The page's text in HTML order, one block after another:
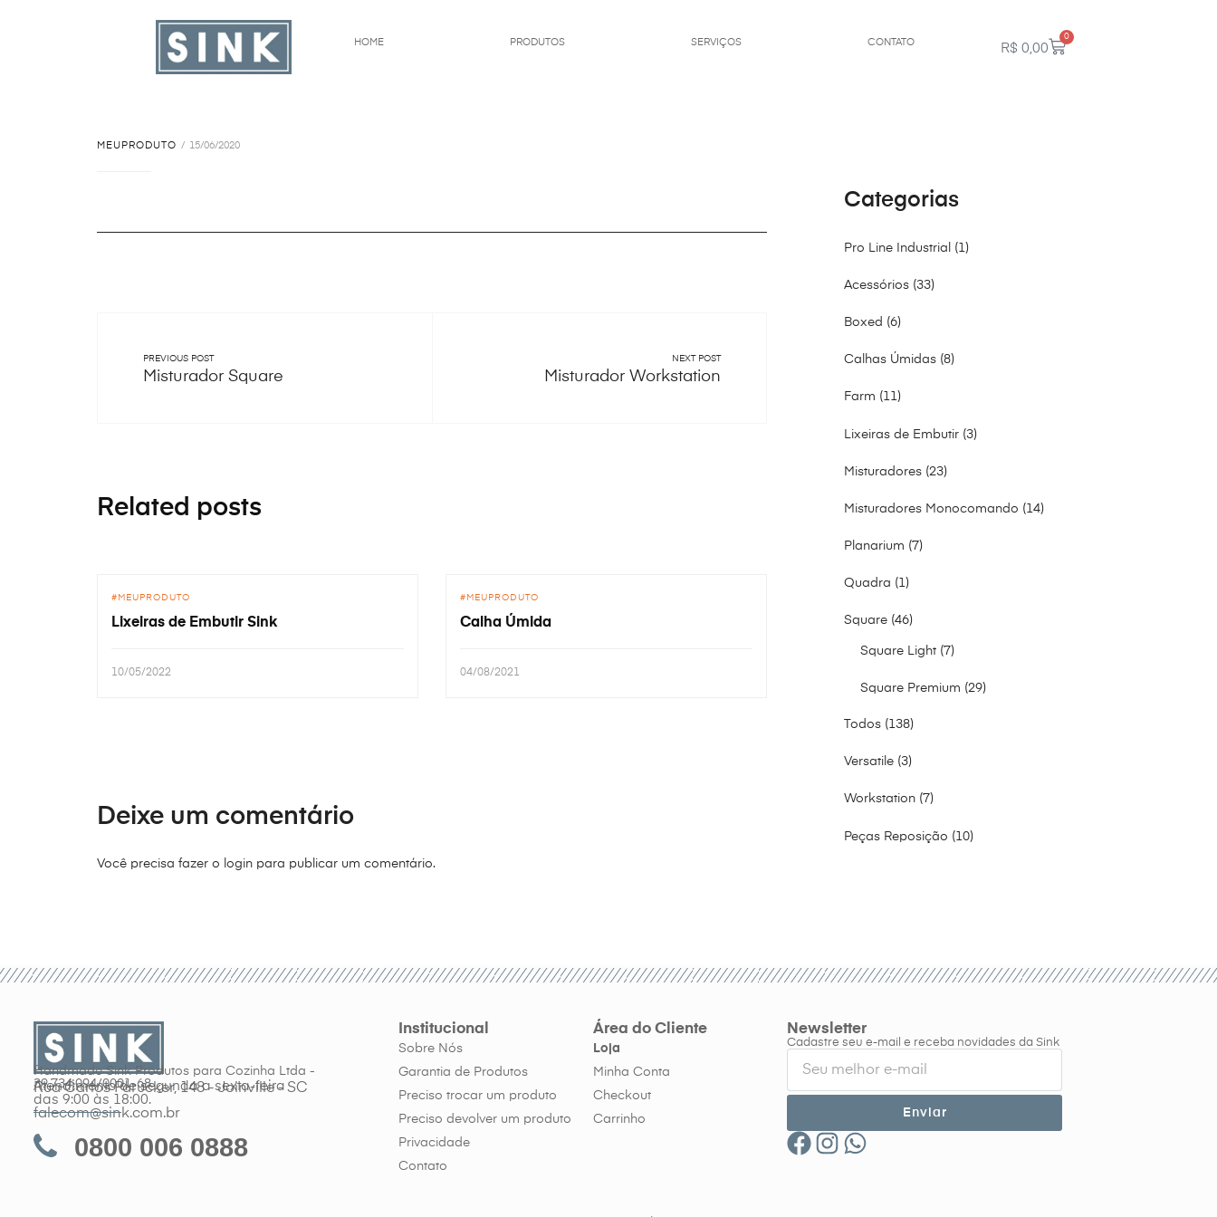
HOME PRODUTOS SERVIÇOS CONTATO R$ 0,00
0
MEUPRODUTO 15/06/2020
PREVIOUS POST
Misturador Square
NEXT POST
Misturador Workstation
Related posts
MEUPRODUTO
Lixeiras de Embutir Sink
10/05/2022
MEUPRODUTO
Calha Úmida
04/08/2021
Deixe um comentário
Você precisa fazer o login para publicar um comentário.
Categorias
Pro Line Industrial 1
Acessórios 33
Boxed 6
Calhas Úmidas 8
Farm 11
Lixeiras de Embutir 3
Misturadores 23
Misturadores Monocomando 14
Planarium 7
Quadra 1
Square 46
Square Light 7
Square Premium 29
Todos 138
Versatile 3
Workstation 7
Peças Reposição 10
Handmade Sink Produtos para Cozinha Ltda -
39.734.094/0001-68
Rua Carlos Parucker, 148 - Joinville - SC
Atendimento de segunda a sexta-feira
das 9:00 às 18:00.
falecom@sink.com.br
0800 006 0888
Institucional
Sobre Nós
Garantia de Produtos
Preciso trocar um produto
Preciso devolver um produto
Privacidade
Contato
Área do Cliente
Loja
Minha Conta
Checkout
Carrinho
Newsletter
Cadastre seu e-mail e receba novidades da Sink
Enviar